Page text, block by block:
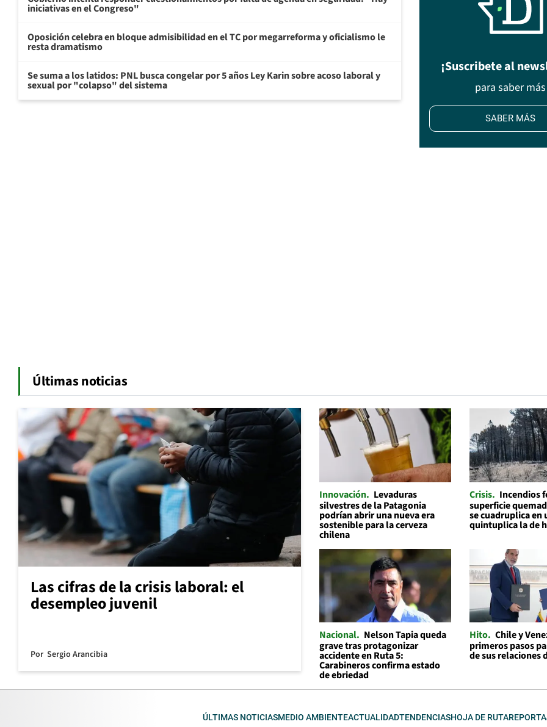
iniciativas en el Congreso"
Oposición celebra en bloque admisibilidad en el TC por megarreforma y oficialismo le
resta dramatismo
Se suma a los latidos: PNL busca congelar por 5 años Ley Karin sobre acoso laboral y
sexual por "colapso" del sistema
¡Suscribete al
para saber más
SABER MÁS
Últimas noticias
Las cifras de la crisis laboral: el
desempleo juvenil
Por Sergio Arancibia
Innovación
Levaduras
silvestres de la Patagonia
podrían abrir una nueva era
sostenible para la cerveza
chilena
Crisis Incendios
superficie
se cuadruplica en
quintuplica la de
Nacional
Nelson Tapia queda
grave tras protagonizar
accidente en Ruta 5:
Carabineros confirma estado
de ebriedad
Hito Chile y
primeros pasos
de sus relaciones
ÚLTIMAS NOTICIASMEDIO AMBIENTEACTUALIDADTENDENCIASHOJA DE RUTA